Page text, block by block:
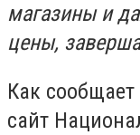
магазины и
цены,
Как
сайт